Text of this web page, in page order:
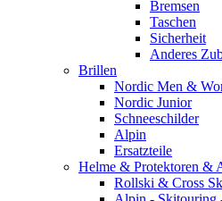
Bremsen
Taschen
Sicherheit
Anderes
Brillen
Nordic Men &
Nordic Junior
Schneeschilder
Alpin
Ersatzteile
Helme & Protektoren &
Rollski & Cross